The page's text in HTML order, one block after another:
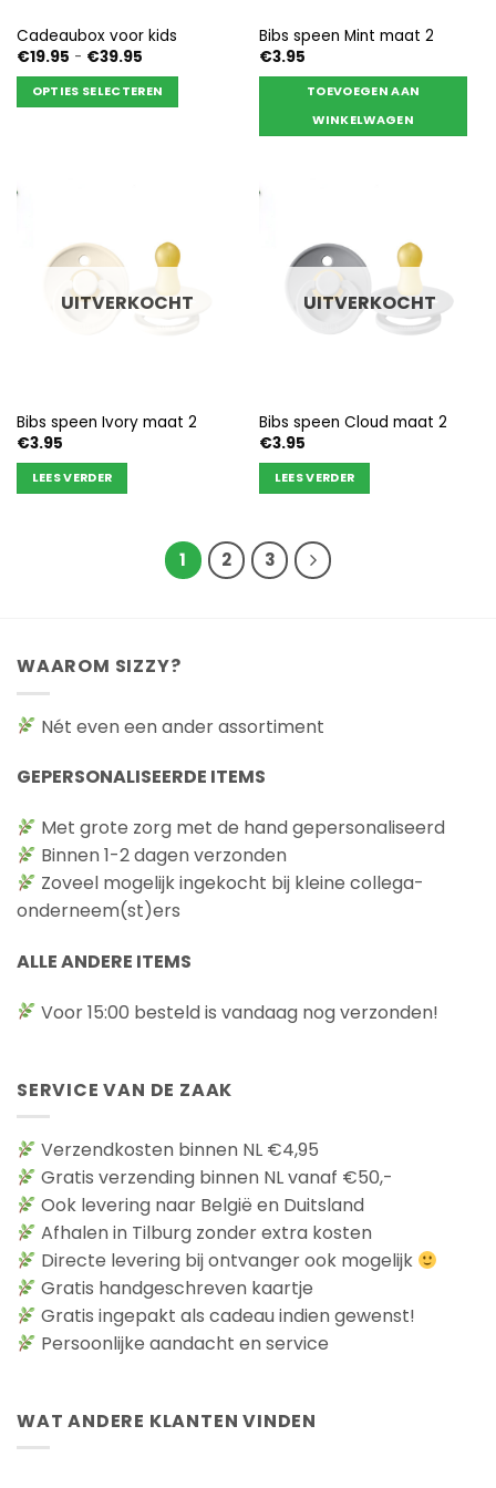
productpagina
Cadeaubox voor kids
€19.95 - €39.95Prijsklasse:
tot
€39.95
OPTIES SELECTEREN
meerdere
optie
gekozen
Bibs speen Mint maat 2
€3.95
TOEVOEGEN AAN
WINKELWAGEN
UITVERKOCHT
Bibs speen Ivory maat 2
€3.95
LEES VERDER
UITVERKOCHT
Bibs speen Cloud maat 2
€3.95
LEES VERDER
1 2 3
WAAROM SIZZY?
Nét even een ander assortiment
GEPERSONALISEERDE ITEMS
Met grote zorg met de hand gepersonaliseerd
Binnen 1-2 dagen verzonden
Zoveel mogelijk ingekocht bij kleine collega-
onderneem(st)ers
ALLE ANDERE ITEMS
Voor 15:00 besteld is vandaag nog verzonden!
SERVICE VAN DE ZAAK
Verzendkosten binnen NL €4,95
Gratis verzending binnen NL vanaf €50,-
Ook levering naar België en Duitsland
Afhalen in Tilburg zonder extra kosten
Directe levering bij ontvanger ook mogelijk
Gratis handgeschreven kaartje
Gratis ingepakt als cadeau indien gewenst!
Persoonlijke aandacht en service
WAT ANDERE KLANTEN VINDEN